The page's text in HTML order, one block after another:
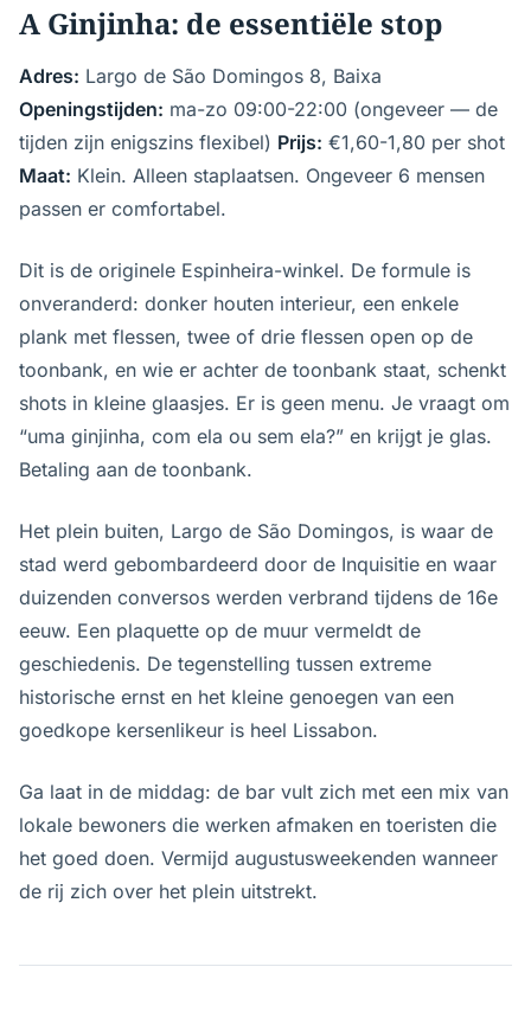
A Ginjinha: de essentiële stop
Adres: Largo de São Domingos 8, Baixa
Openingstijden: ma-zo 09:00-22:00 (ongeveer — de
tijden zijn enigszins flexibel) Prijs: €1,60-1,80 per shot
Maat: Klein. Alleen staplaatsen. Ongeveer 6 mensen
passen er comfortabel.
Dit is de originele Espinheira-winkel. De formule is
onveranderd: donker houten interieur, een enkele
plank met flessen, twee of drie flessen open op de
toonbank, en wie er achter de toonbank staat, schenkt
shots in kleine glaasjes. Er is geen menu. Je vraagt om
“uma ginjinha, com ela ou sem ela?” en krijgt je glas.
Betaling aan de toonbank.
Het plein buiten, Largo de São Domingos, is waar de
stad werd gebombardeerd door de Inquisitie en waar
duizenden conversos werden verbrand tijdens de 16e
eeuw. Een plaquette op de muur vermeldt de
geschiedenis. De tegenstelling tussen extreme
historische ernst en het kleine genoegen van een
goedkope kersenlikeur is heel Lissabon.
Ga laat in de middag: de bar vult zich met een mix van
lokale bewoners die werken afmaken en toeristen die
het goed doen. Vermijd augustusweekenden wanneer
de rij zich over het plein uitstrekt.